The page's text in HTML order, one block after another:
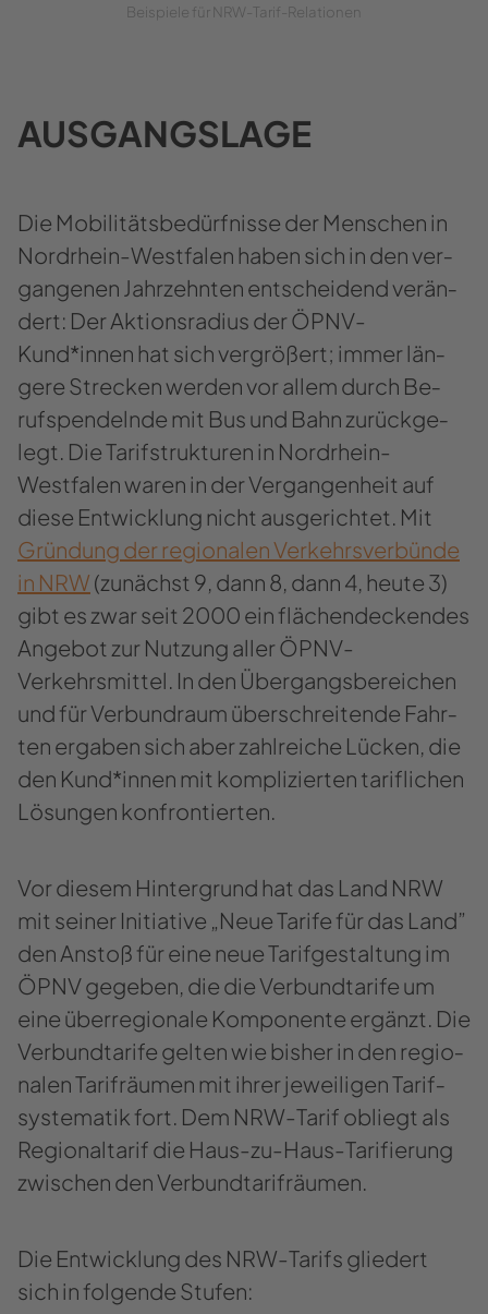
Bei­spie­le für NRW-​​Tarif-Relationen
AUS­GANGS­LA­GE
Die Mo­bi­li­täts­be­dürf­nis­se der Men­schen in
Nordrhein-​Westfalen haben sich in den ver­
gan­ge­nen Jahr­zehn­ten ent­schei­dend ver­än­
dert: Der Ak­ti­ons­ra­di­us der ÖPNV-​
Kund*innen hat sich ver­grö­ßert; immer län­
ge­re Stre­cken wer­den vor allem durch Be­
rufs­pen­deln­de mit Bus und Bahn zu­rück­ge­
legt. Die Ta­rif­struk­tu­ren in Nordrhein-​
Westfalen waren in der Ver­gan­gen­heit auf
diese Ent­wick­lung nicht aus­ge­rich­tet. Mit
Grün­dung der re­gio­na­len Ver­kehrs­verbünde
in NRW (zu­nächst 9, dann 8, dann 4, heute 3)
gibt es zwar seit 2000 ein flä­chen­de­cken­des
An­ge­bot zur Nut­zung aller ÖPNV-​
Verkehrsmittel. In den Über­gangs­be­rei­chen
und für Ver­bund­raum über­schrei­ten­de Fahr­
ten er­ga­ben sich aber zahl­rei­che Lü­cken, die
den Kund*innen mit kom­pli­zier­ten ta­rif­li­chen
Lösun­gen kon­fron­tier­ten.
Vor die­sem Hin­ter­grund hat das Land NRW
mit sei­ner In­itia­ti­ve „Neue Ta­ri­fe für das Land”
den An­stoß für eine neue Ta­rif­ge­stal­tung im
ÖPNV ge­ge­ben, die die Ver­bund­ta­ri­fe um
eine über­re­gio­na­le Kom­po­nen­te er­gänzt. Die
Ver­bund­ta­ri­fe gel­ten wie bis­her in den re­gio­
na­len Ta­rifräu­men mit ihrer je­wei­li­gen Ta­rif­
sys­te­ma­tik fort. Dem NRW-​Tarif ob­liegt als
Re­gio­nal­ta­rif die Haus-​zu-Haus-Tarifierung
zwi­schen den Ver­bund­ta­rifräu­men.
Die Ent­wick­lung des NRW-​Tarifs glie­dert
sich in fol­gen­de Stu­fen: